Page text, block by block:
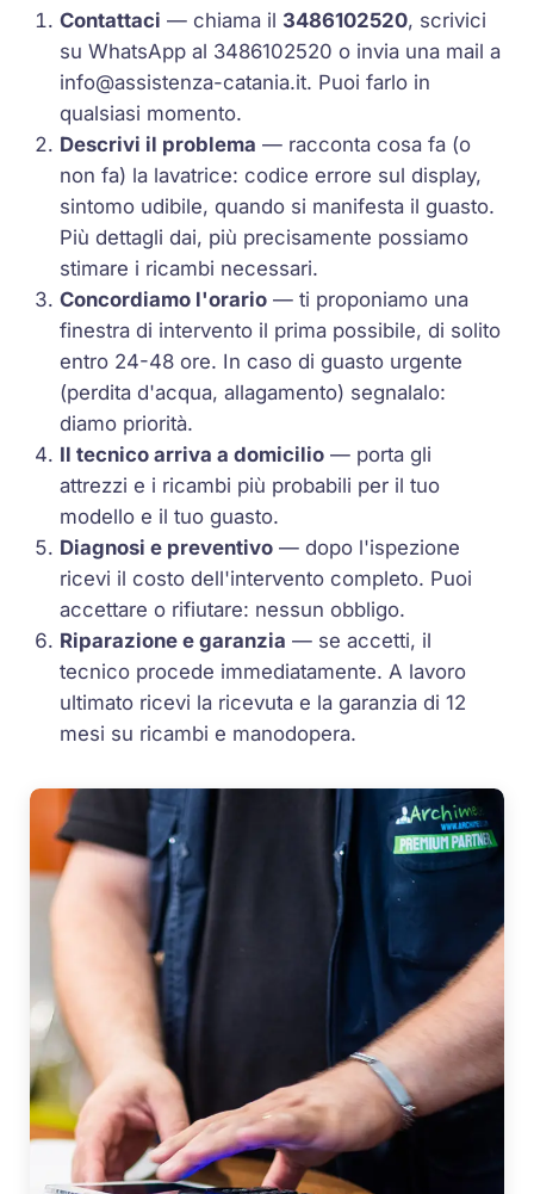
Contattaci — chiama il 3486102520, scrivici
su WhatsApp al 3486102520 o invia una mail a
info@assistenza-catania.it. Puoi farlo in
qualsiasi momento.
Descrivi il problema — racconta cosa fa (o
non fa) la lavatrice: codice errore sul display,
sintomo udibile, quando si manifesta il guasto.
Più dettagli dai, più precisamente possiamo
stimare i ricambi necessari.
Concordiamo l'orario — ti proponiamo una
finestra di intervento il prima possibile, di solito
entro 24-48 ore. In caso di guasto urgente
(perdita d'acqua, allagamento) segnalalo:
diamo priorità.
Il tecnico arriva a domicilio — porta gli
attrezzi e i ricambi più probabili per il tuo
modello e il tuo guasto.
Diagnosi e preventivo — dopo l'ispezione
ricevi il costo dell'intervento completo. Puoi
accettare o rifiutare: nessun obbligo.
Riparazione e garanzia — se accetti, il
tecnico procede immediatamente. A lavoro
ultimato ricevi la ricevuta e la garanzia di 12
mesi su ricambi e manodopera.